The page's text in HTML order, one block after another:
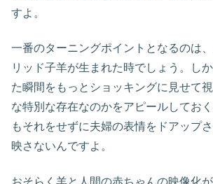
すよ。
一番のターニングポイントとなるのは
リッド子羊が生まれた時でしょう。し
た瞬間をもっとショッキングに見せて
な特別な存在なのかをアピールしてお
もそれをせずに夫婦の表情をドアップ
映さないんですよ。
おそらく羊と人間の赤ちゃんの映像化